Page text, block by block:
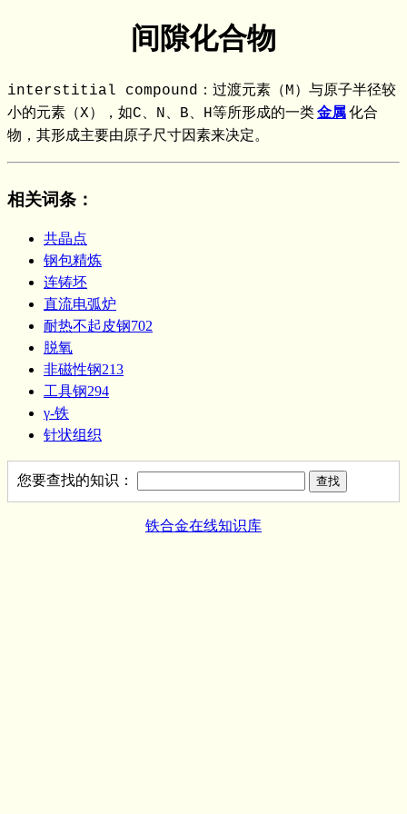
间隙化合物
interstitial compound：过渡元素（M）与原子半径较
小的元素（X），如C、N、B、H等所形成的一类金属化合
物，其形成主要由原子尺寸因素来决定。
相关词条 ：
共晶点
钢包精炼
连铸坯
直流电弧炉
耐热不起皮钢702
脱氧
非磁性钢213
工具钢294
γ-铁
针状组织
您要查找的知识：
铁合金在线知识库